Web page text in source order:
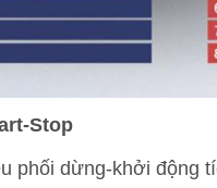
Stop
phối dừng-khởi động